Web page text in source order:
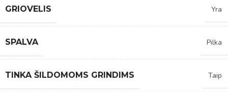
GRIOVELIS Yra
SPALVA Pilka
TINKA ŠILDOMOMS GRINDIMS Taip